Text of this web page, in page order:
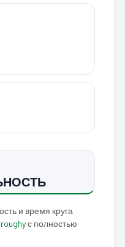
и время круга
с полностью